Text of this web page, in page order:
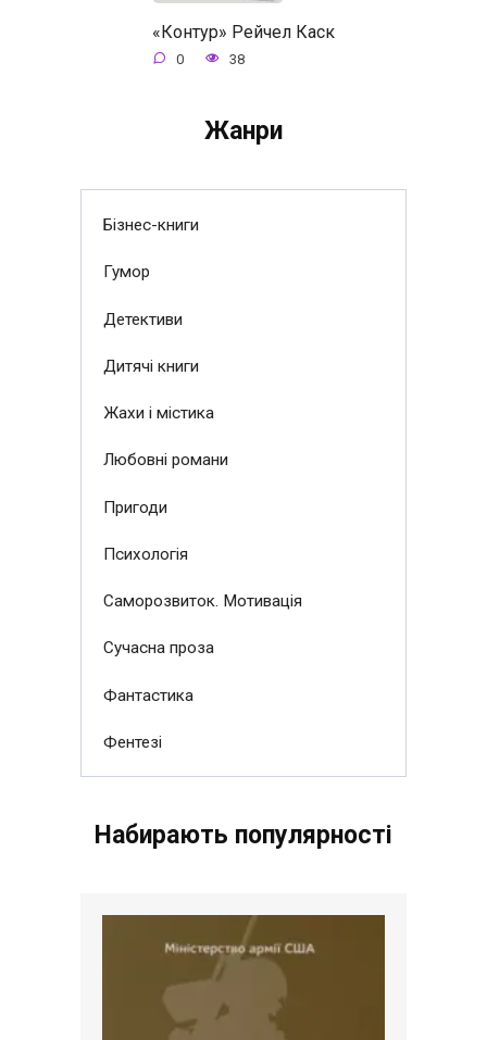
«Контур» Рейчел Каск
0 38
Жанри
Бізнес-книги
Гумор
Детективи
Дитячі книги
Жахи і містика
Любовні романи
Пригоди
Психологія
Саморозвиток. Мотивація
Сучасна проза
Фантастика
Фентезі
Набирають популярності